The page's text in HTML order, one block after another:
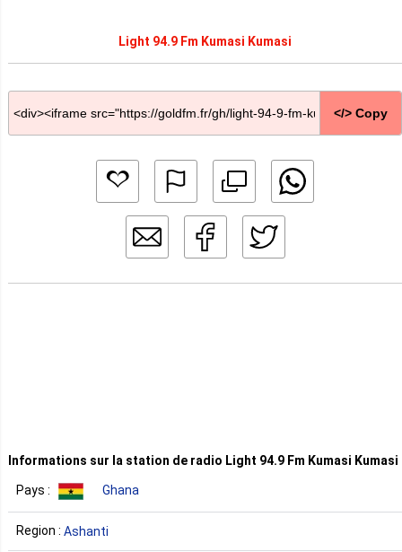
Light 94.9 Fm Kumasi Kumasi
</> Copy
Informations sur la station de radio Light 94.9 Fm Kumasi Kumasi
Pays : Ghana
Region : Ashanti